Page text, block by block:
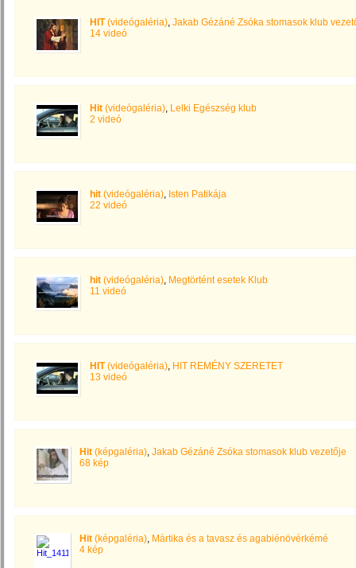
HIT(videógaléria), Jakab Gézáné Zsóka stomasok klub
14 videó
Hit (videógaléria), Lelki Egészség klub
2 videó
hit (videógaléria), Isten Patikája
22 videó
hit (videógaléria), Megtörtént esetek Klub
11 videó
HIT(videógaléria), HIT REMÉNY SZERETET
13 videó
Hit (képgaléria), Jakab Gézáné Zsóka stomasok klub vezetője
68 kép
Hit (képgaléria), Mártika és a tavasz és agabiénövérkémé
4 kép